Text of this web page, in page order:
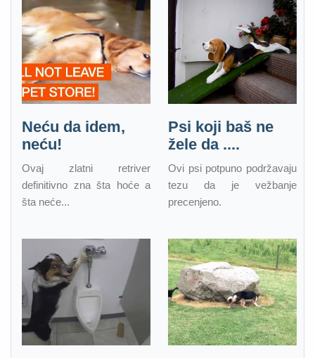
Neću da idem,
neću!
Ovaj zlatni retriver
definitivno zna šta hoće a
šta neće...
Psi koji baš ne
žele da ....
Ovi psi potpuno podržavaju
tezu da je vežbanje
precenjeno.